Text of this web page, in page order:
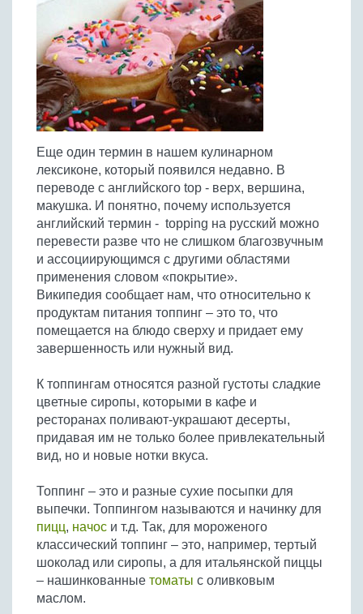
Из яиц и другие
Холодные супы
Супы-пюре
Молочные супы
Сладкие супы
Отварное мясо
Запеченное мясо
Тушеное мясо
Из мясного фарша
Из субпродуктов
Жареная рыба
Отварная и паровая
Запеченная рыба
Тушеная рыба
Из рыбного фарша
Морепродукты
Суши и роллы
Вся птица
Жареная птица
Отварная птица
Запеченная птица
Тушеная птица
Из фарша птицы
Из субпродуктов птицы
Овощи
Все овощи
Жареные овощи
Отварные овощи
Запеченные овощи
Выпечка
Вся выпечка
Торты и пирожные
Пироги и пирожки
Кексы и маффины
Печенье и булочки
Блины и оладьи
Пиццы
Кремы
Соусы
Все соусы
Соусы к мясу
Соусы к рыбе
Соусы к овощам
Другие соусы
Все напитки
Алкогольные напитки
Безалкогольные напитки
Заготовки
Все заготовки
Ягоды и фрукты
Овощи
Грибы
Другие заготовки
Десерты
Конфеты и сладости
Десерты
Ещё...
Пельмени, вареники
Макароны
Грибы
Яйца
Крупы
Еще один термин в нашем кулинарном
лексиконе, который появился недавно. В
переводе с английского top - верх, вершина,
макушка. И понятно, почему используется
английский термин - topping на русский можно
перевести разве что не слишком благозвучным
и ассоциирующимся с другими областями
применения словом «покрытие».
Википедия сообщает нам, что относительно к
продуктам питания топпинг – это то, что
помещается на блюдо сверху и придает ему
завершенность или нужный вид.
К топпингам относятся разной густоты сладкие
цветные сиропы, которыми в кафе и
ресторанах поливают-украшают десерты,
придавая им не только более привлекательный
вид, но и новые нотки вкуса.
Топпинг – это и разные сухие посыпки для
выпечки. Топпингом называются и начинку для
пицц, начос и т.д. Так, для мороженого
классический топпинг – это, например, тертый
шоколад или сиропы, а для итальянской пиццы
– нашинкованные томаты с оливковым
маслом.